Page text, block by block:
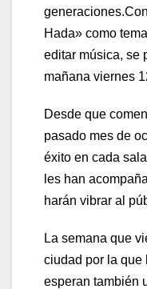
Hada» como
editar música, se
mañana viernes
Desde que
pasado mes de
éxito en cada
les han
harán vibrar al
La semana que
ciudad por la que
esperan también